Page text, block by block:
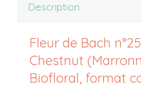
Description
Fleur de Bach
Chestnut
Biofloral, format